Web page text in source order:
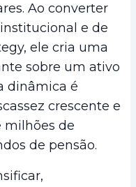
Ao converter
e de
ele cria uma
sobre um ativo
dinâmica é
crescente e
milhões de
de pensão.